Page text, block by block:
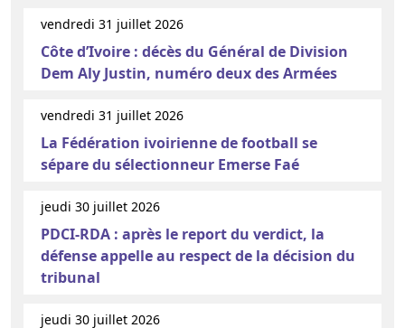
vendredi 31 juillet 2026
Côte d’Ivoire : décès du Général de Division
Dem Aly Justin, numéro deux des Armées
vendredi 31 juillet 2026
La Fédération ivoirienne de football se
sépare du sélectionneur Emerse Faé
jeudi 30 juillet 2026
PDCI-RDA : après le report du verdict, la
défense appelle au respect de la décision du
tribunal
jeudi 30 juillet 2026